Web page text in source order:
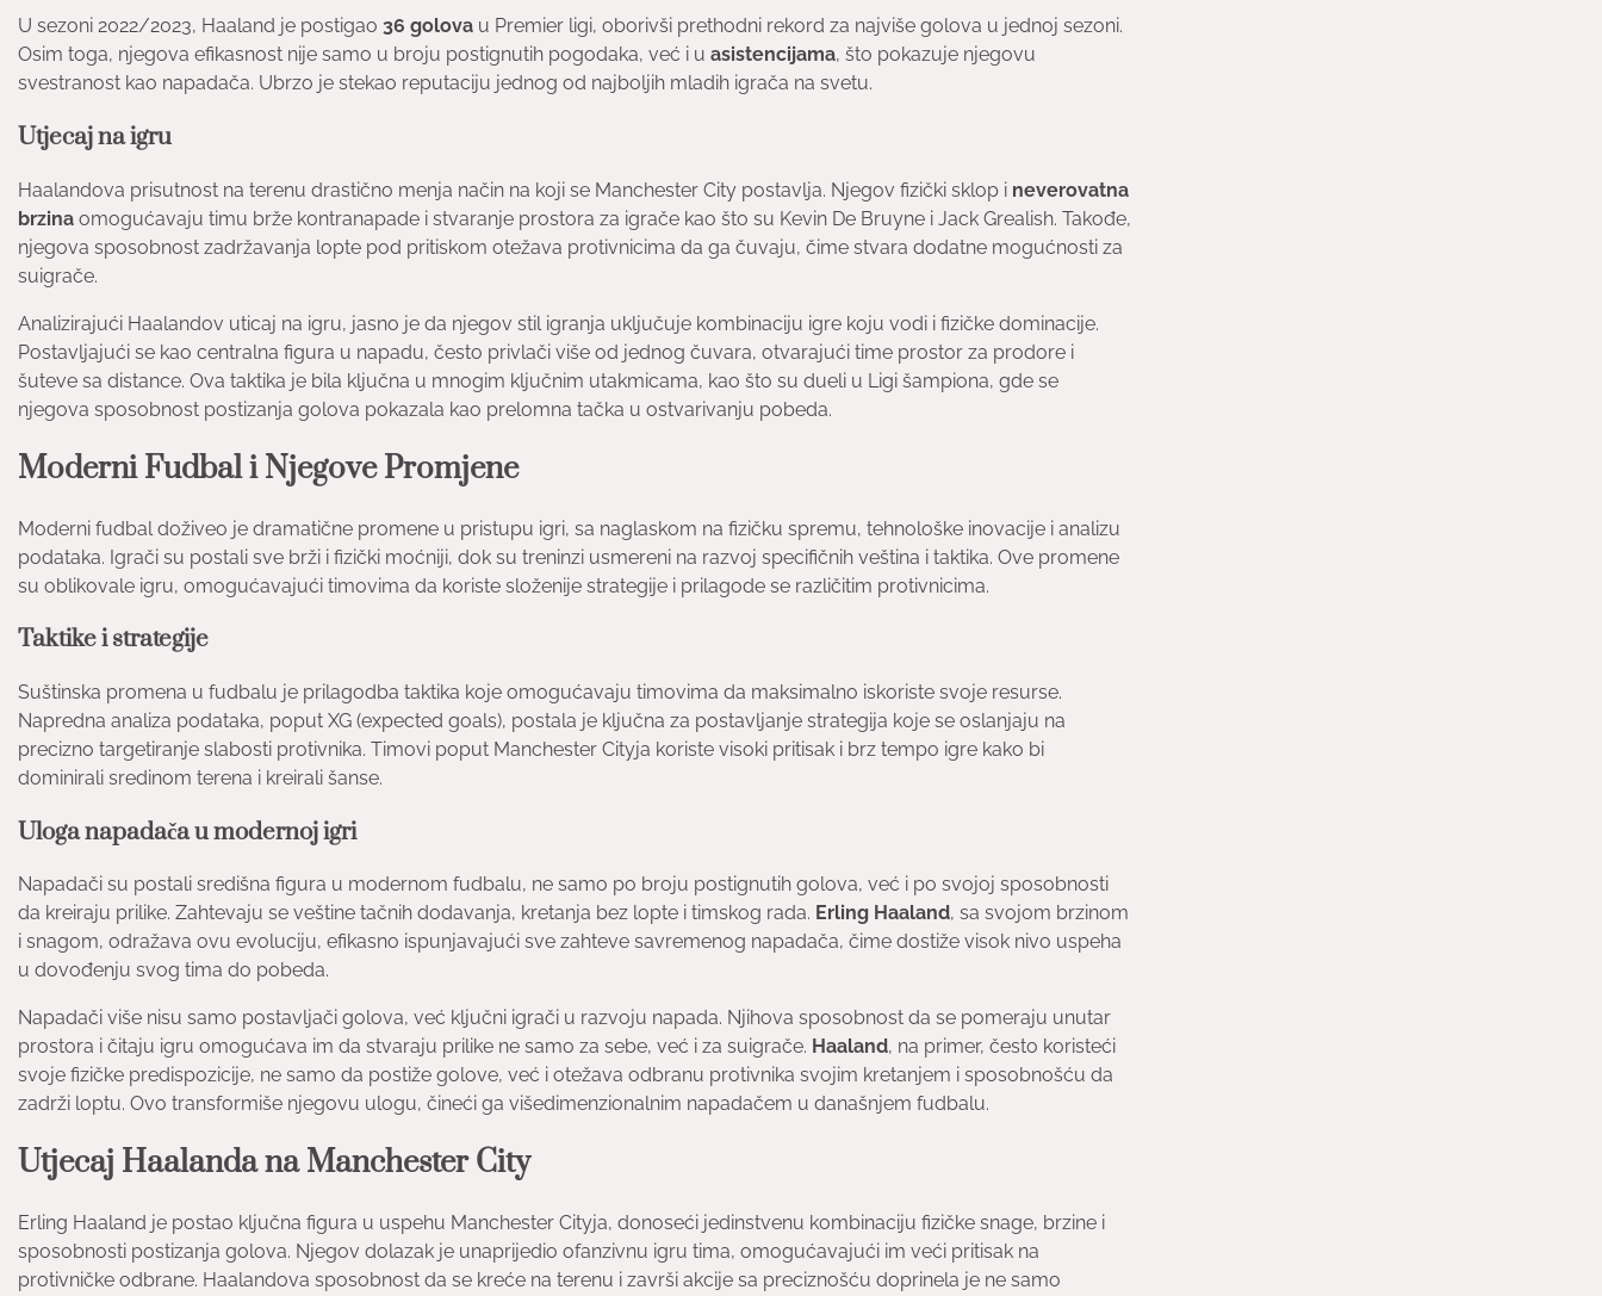
U sezoni 2022/2023, Haaland je postigao 36 golova u Premier ligi, oborivši prethodni rekord za najviše golova u jednoj sezoni.
Osim toga, njegova efikasnost nije samo u broju postignutih pogodaka, već i u asistencijama, što pokazuje njegovu
svestranost kao napadača. Ubrzo je stekao reputaciju jednog od najboljih mladih igrača na svetu.
Utjecaj na igru
Haalandova prisutnost na terenu drastično menja način na koji se Manchester City postavlja. Njegov fizički sklop i neverovatna
brzina omogućavaju timu brže kontranapade i stvaranje prostora za igrače kao što su Kevin De Bruyne i Jack Grealish. Takođe,
njegova sposobnost zadržavanja lopte pod pritiskom otežava protivnicima da ga čuvaju, čime stvara dodatne mogućnosti za
suigrače.
Analizirajući Haalandov uticaj na igru, jasno je da njegov stil igranja uključuje kombinaciju igre koju vodi i fizičke dominacije.
Postavljajući se kao centralna figura u napadu, često privlači više od jednog čuvara, otvarajući time prostor za prodore i
šuteve sa distance. Ova taktika je bila ključna u mnogim ključnim utakmicama, kao što su dueli u Ligi šampiona, gde se
njegova sposobnost postizanja golova pokazala kao prelomna tačka u ostvarivanju pobeda.
Moderni Fudbal i Njegove Promjene
Moderni fudbal doživeo je dramatične promene u pristupu igri, sa naglaskom na fizičku spremu, tehnološke inovacije i analizu
podataka. Igrači su postali sve brži i fizički moćniji, dok su treninzi usmereni na razvoj specifičnih veština i taktika. Ove promene
su oblikovale igru, omogućavajući timovima da koriste složenije strategije i prilagode se različitim protivnicima.
Taktike i strategije
Suštinska promena u fudbalu je prilagodba taktika koje omogućavaju timovima da maksimalno iskoriste svoje resurse.
Napredna analiza podataka, poput XG (expected goals), postala je ključna za postavljanje strategija koje se oslanjaju na
precizno targetiranje slabosti protivnika. Timovi poput Manchester Cityja koriste visoki pritisak i brz tempo igre kako bi
dominirali sredinom terena i kreirali šanse.
Uloga napadača u modernoj igri
Napadači su postali središna figura u modernom fudbalu, ne samo po broju postignutih golova, već i po svojoj sposobnosti
da kreiraju prilike. Zahtevaju se veštine tačnih dodavanja, kretanja bez lopte i timskog rada. Erling Haaland, sa svojom brzinom
i snagom, odražava ovu evoluciju, efikasno ispunjavajući sve zahteve savremenog napadača, čime dostiže visok nivo uspeha
u dovođenju svog tima do pobeda.
Napadači više nisu samo postavljači golova, već ključni igrači u razvoju napada. Njihova sposobnost da se pomeraju unutar
prostora i čitaju igru omogućava im da stvaraju prilike ne samo za sebe, već i za suigrače. Haaland, na primer, često koristeći
svoje fizičke predispozicije, ne samo da postiže golove, već i otežava odbranu protivnika svojim kretanjem i sposobnošću da
zadrži loptu. Ovo transformiše njegovu ulogu, čineći ga višedimenzionalnim napadačem u današnjem fudbalu.
Utjecaj Haalanda na Manchester City
Erling Haaland je postao ključna figura u uspehu Manchester Cityja, donoseći jedinstvenu kombinaciju fizičke snage, brzine i
sposobnosti postizanja golova. Njegov dolazak je unaprijedio ofanzivnu igru tima, omogućavajući im veći pritisak na
protivničke odbrane. Haalandova sposobnost da se kreće na terenu i završi akcije sa preciznošću doprinela je ne samo